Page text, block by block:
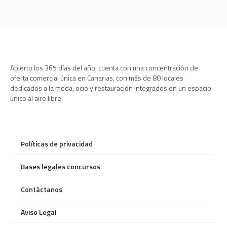
Abierto los 365 días del año, cuenta con una concentración de
oferta comercial única en Canarias, con más de 80 locales
dedicados a la moda, ocio y restauración integrados en un espacio
único al aire libre.
Políticas de privacidad
Bases legales concursos
Contáctanos
Aviso Legal